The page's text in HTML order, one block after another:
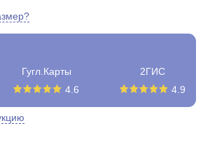
Гугл.Карты
4.6
2ГИС
4.9